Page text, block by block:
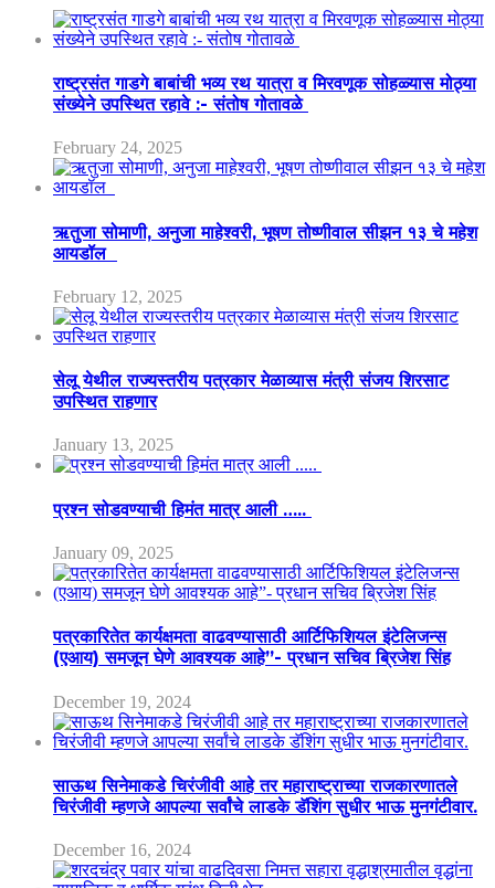
राष्ट्रसंत गाडगे बाबांची भव्य रथ यात्रा व मिरवणूक सोहळ्यास मोठ्या
संख्येने उपस्थित रहावे :- संतोष गोतावळे
February 24, 2025
ऋतुजा सोमाणी, अनुजा माहेश्वरी, भूषण तोष्णीवाल सीझन १३ चे महेश
आयडॉल
February 12, 2025
सेलू येथील राज्यस्तरीय पत्रकार मेळाव्यास मंत्री संजय शिरसाट
उपस्थित राहणार
January 13, 2025
प्रश्न सोडवण्याची हिमंत मात्र आली …..
January 09, 2025
पत्रकारितेत कार्यक्षमता वाढवण्यासाठी आर्टिफिशियल इंटेलिजन्स
(एआय) समजून घेणे आवश्यक आहे”- प्रधान सचिव ब्रिजेश सिंह
December 19, 2024
साऊथ सिनेमाकडे चिरंजीवी आहे तर महाराष्ट्राच्या राजकारणातले
चिरंजीवी म्हणजे आपल्या सर्वांचे लाडके डॅशिंग सुधीर भाऊ मुनगंटीवार.
December 16, 2024